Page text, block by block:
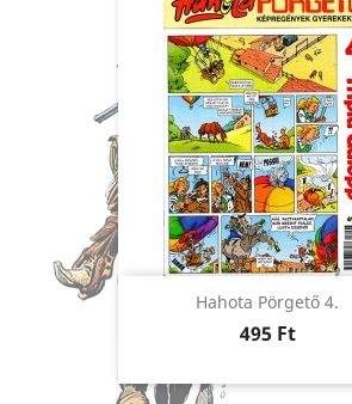
Hahota Pörgető 4.
Ár
495 Ft